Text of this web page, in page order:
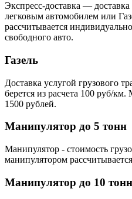
Экспресс-доставка —
легковым автомобилем или
рассчитывается
свободного авто.
Газель
Доставка услугой грузового
берется из расчета 100 руб/
1500 рублей.
Манипулятор до 5 тонн
Манипулятор - стоимость
манипулятором
Манипулятор до 10 тонн